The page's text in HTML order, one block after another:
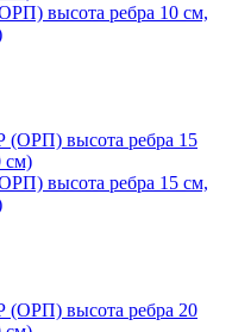
высота ребра 10 см,
высота ребра 15 см,